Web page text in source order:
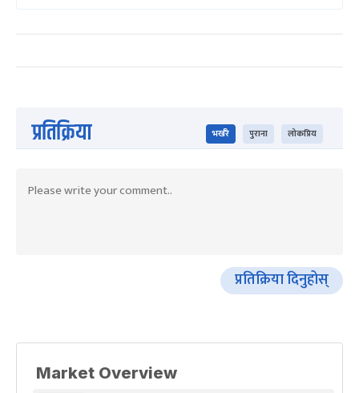
प्रतिक्रिया भर्खरै पुराना लोकप्रिय
प्रतिक्रिया दिनुहोस्